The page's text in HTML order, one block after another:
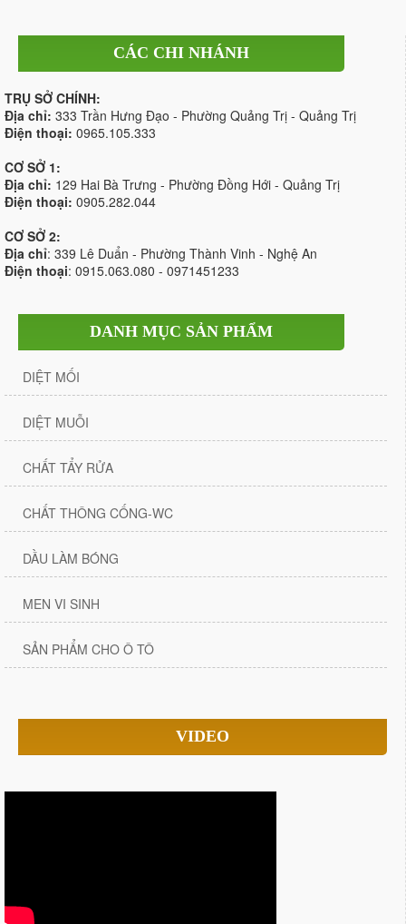
CÁC CHI NHÁNH
TRỤ SỞ CHÍNH:
Địa chỉ: 333 Trần Hưng Đạo - Phường Quảng Trị - Quảng Trị
Điện thoại: 0965.105.333
CƠ SỞ 1:
Địa chỉ: 129 Hai Bà Trưng - Phường Đồng Hới - Quảng Trị
Điện thoại: 0905.282.044
CƠ SỞ 2:
Địa chỉ: 339 Lê Duẩn - Phường Thành Vinh - Nghệ An
Điện thoại: 0915.063.080 - 0971451233
DANH MỤC SẢN PHẨM
DIỆT MỐI
DIỆT MUỖI
CHẤT TẨY RỬA
CHẤT THÔNG CỐNG-WC
DẦU LÀM BÓNG
MEN VI SINH
SẢN PHẨM CHO Ô TÔ
VIDEO